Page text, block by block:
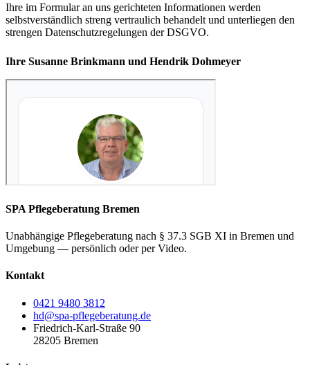
Ihre im Formular an uns gerichteten Informationen werden
selbstverständlich streng vertraulich behandelt und unterliegen den
strengen Datenschutzregelungen der DSGVO.
Ihre Susanne Brinkmann und Hendrik Dohmeyer
SPA Pflegeberatung Bremen
Unabhängige Pflegeberatung nach § 37.3 SGB XI in Bremen und
Umgebung — persönlich oder per Video.
Kontakt
0421 9480 3812
hd@spa-pflegeberatung.de
Friedrich-Karl-Straße 90
28205 Bremen